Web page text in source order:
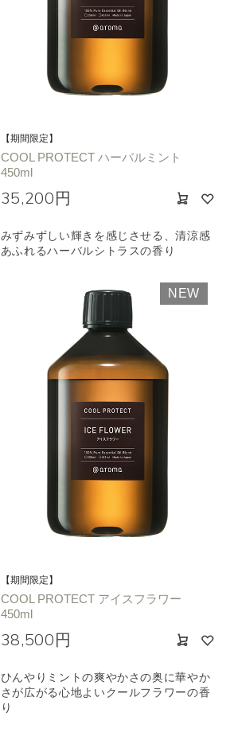
ウッド
【期間限定】
COOL PROTECT ハーバルミント
450ml
35,200円
みずみずしい輝きを感じさせる、清涼感
あふれるハーバルシトラスの香り
NEW
【期間限定】
COOL PROTECT アイスフラワー
450ml
38,500円
ひんやりミントの爽やかさの奥に華やか
さが広がる心地よいクールフラワーの香
り